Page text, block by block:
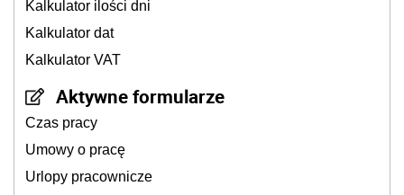
Kalkulator ilości dni
Kalkulator dat
Kalkulator VAT
Aktywne formularze
Czas pracy
Umowy o pracę
Urlopy pracownicze